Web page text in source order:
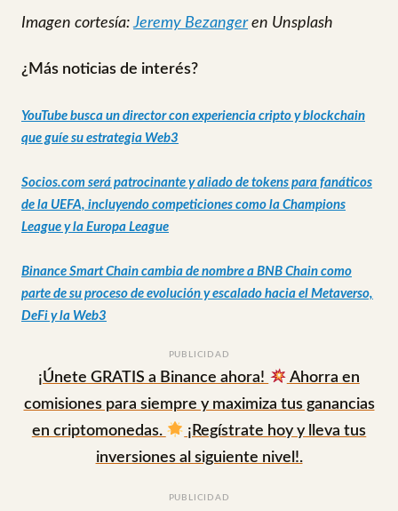
Imagen cortesía:Jeremy Bezangeren Unsplash
¿Más noticias de interés?
YouTube busca un director con experiencia cripto y blockchain
que guíe su estrategia Web3
Socios.com será patrocinante y aliado de tokens para fanáticos
de la UEFA, incluyendo competiciones como la Champions
League y la Europa League
Binance Smart Chain cambia de nombre a BNB Chain como
parte de su proceso de evolución y escalado hacia el Metaverso,
DeFi y la Web3
PUBLICIDAD
¡Únete GRATIS a Binance ahora!
Ahorra en
comisiones para siempre y maximiza tus ganancias
en criptomonedas.
¡Regístrate hoy y lleva tus
inversiones al siguiente nivel!.
PUBLICIDAD